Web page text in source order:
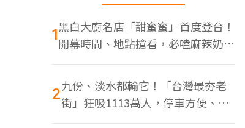
1黑白大廚名店「甜蜜蜜」首度登台！
開幕時間、地點搶看，必嗑麻辣奶油
蝦
2九份、淡水都輸它！「台灣最夯老
街」狂吸1113萬人，停車方便、特
色美食多